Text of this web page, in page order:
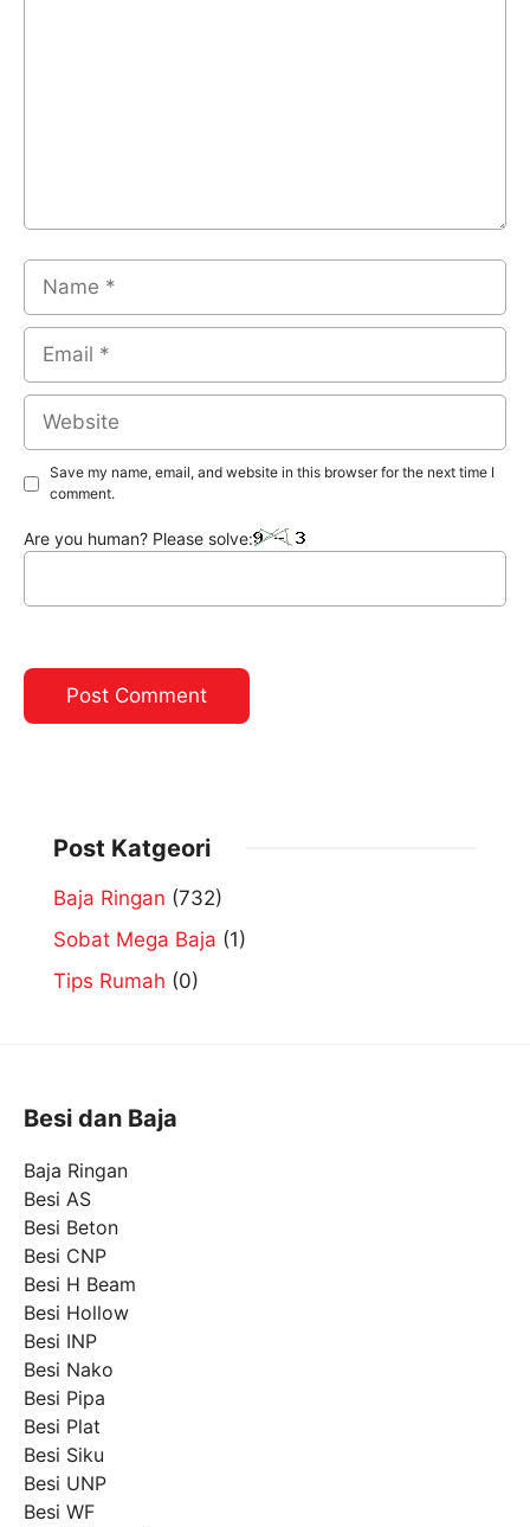
Name
Email
Website
Save my name, email, and website in this browser for the next time I
comment.
Are you human? Please solve:
Post Katgeori
Baja Ringan (732)
Sobat Mega Baja (1)
Tips Rumah (0)
Besi dan Baja
Baja Ringan
Besi AS
Besi Beton
Besi CNP
Besi H Beam
Besi Hollow
Besi INP
Besi Nako
Besi Pipa
Besi Plat
Besi Siku
Besi UNP
Besi WF